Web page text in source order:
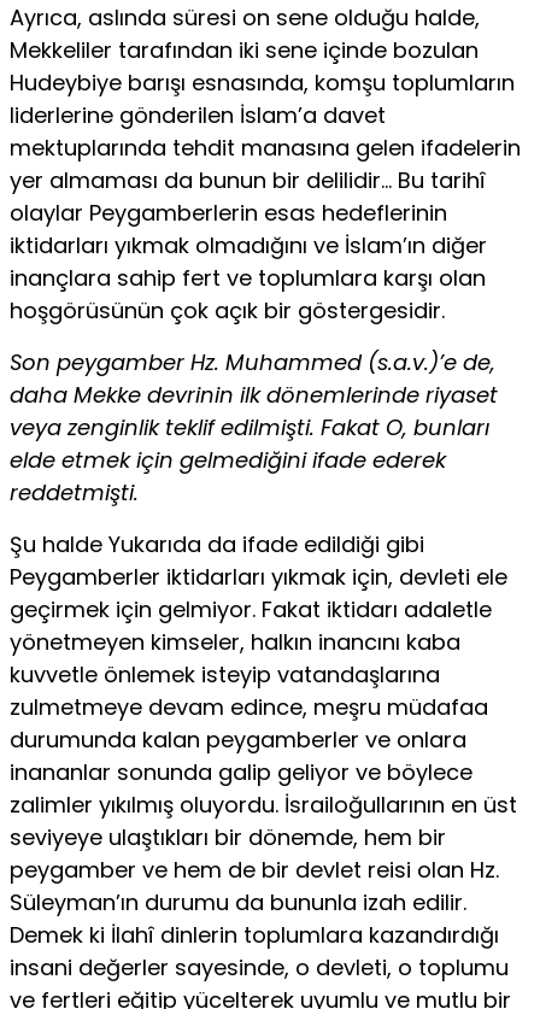
Ayrıca, aslında süresi on sene olduğu halde,
Mekkeliler tarafından iki sene içinde bozulan
Hudeybiye barışı esnasında, komşu toplumların
liderlerine gönderilen İslam’a davet
mektuplarında tehdit manasına gelen ifadelerin
yer almaması da bunun bir delilidir… Bu tarihî
olaylar Peygamberlerin esas hedeflerinin
iktidarları yıkmak olmadığını ve İslam’ın diğer
inançlara sahip fert ve toplumlara karşı olan
hoşgörüsünün çok açık bir göstergesidir.
Son peygamber Hz. Muhammed (s.a.v.)’e de,
daha Mekke devrinin ilk dönemlerinde riyaset
veya zenginlik teklif edilmişti. Fakat O, bunları
elde etmek için gelmediğini ifade ederek
reddetmişti.
Şu halde Yukarıda da ifade edildiği gibi
Peygamberler iktidarları yıkmak için, devleti ele
geçirmek için gelmiyor. Fakat iktidarı adaletle
yönetmeyen kimseler, halkın inancını kaba
kuvvetle önlemek isteyip vatandaşlarına
zulmetmeye devam edince, meşru müdafaa
durumunda kalan peygamberler ve onlara
inananlar sonunda galip geliyor ve böylece
zalimler yıkılmış oluyordu. İsrailoğullarının en üst
seviyeye ulaştıkları bir dönemde, hem bir
peygamber ve hem de bir devlet reisi olan Hz.
Süleyman’ın durumu da bununla izah edilir.
Demek ki İlahî dinlerin toplumlara kazandırdığı
insani değerler sayesinde, o devleti, o toplumu
ve fertleri eğitip yücelterek uyumlu ve mutlu bir